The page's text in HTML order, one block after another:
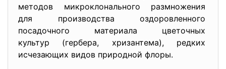
методов микроклонального размножения
для производства оздоровленного
посадочного материала цветочных
культур (гербера, хризантема), редких
исчезающих видов природной флоры.